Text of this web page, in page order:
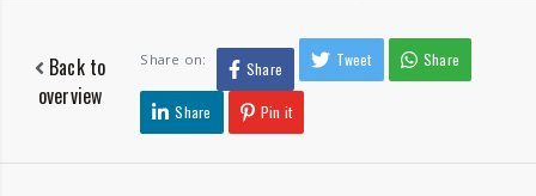
Back to
overview
Share on: Share Tweet Share
Share Pin it